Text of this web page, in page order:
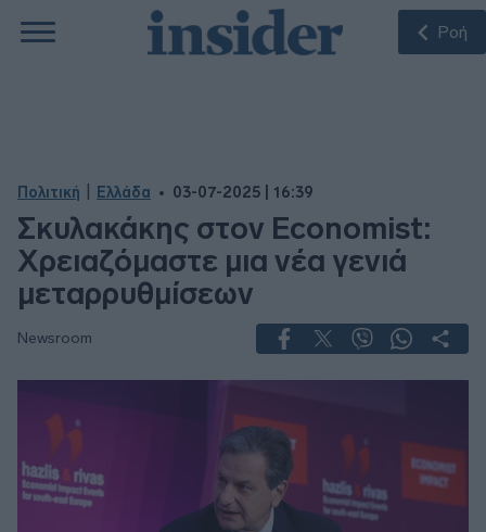
Ροή
Πολιτική Ελλάδα 03-07-2025 | 16:39
Σκυλακάκης στον Economist:
Χρειαζόμαστε μια νέα γενιά
μεταρρυθμίσεων
Newsroom